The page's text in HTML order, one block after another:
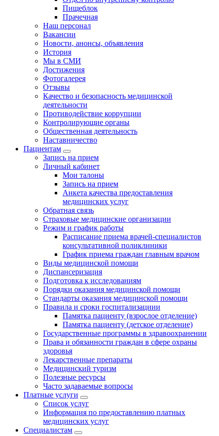
Пищеблок
Прачечная
Наш персонал
Вакансии
Новости, анонсы, объявления
История
Мы в СМИ
Достижения
Фотогалерея
Отзывы
Качество и безопасность медицинской
деятельности
Противодействие коррупции
Контролирующие органы
Общественная деятельность
Наставничество
Пациентам
Запись на прием
Личный кабинет
Мои талоны
Запись на прием
Анкета качества предоставления
медицинских услуг
Обратная связь
Страховые медицинские организации
Режим и график работы
Расписание приема врачей-специалистов
консультативной поликлиники
График приема граждан главным врачом
Виды медицинской помощи
Диспансеризация
Подготовка к исследованиям
Порядки оказания медицинской помощи
Стандарты оказания медицинской помощи
Правила и сроки госпитализациии
Памятка пациенту (взрослое отделение)
Памятка пациенту (детское отделение)
Государственные программы в здравоохранении
Права и обязанности граждан в сфере охраны
здоровья
Лекарственные препараты
Медицинский туризм
Полезные ресурсы
Часто задаваемые вопросы
Платные услуги
Список услуг
Информация по предоставлению платных
медицинских услуг
Специалистам